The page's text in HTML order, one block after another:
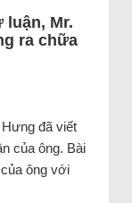
Mr.
ra chữa
đã viết
của ông. Bài
ông với